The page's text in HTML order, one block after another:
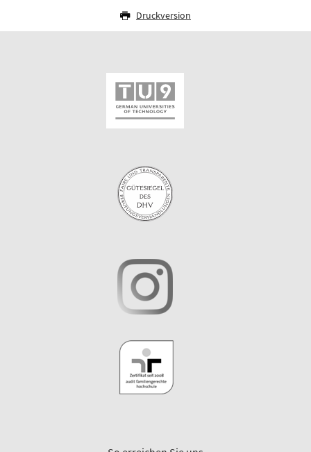
Druckversion